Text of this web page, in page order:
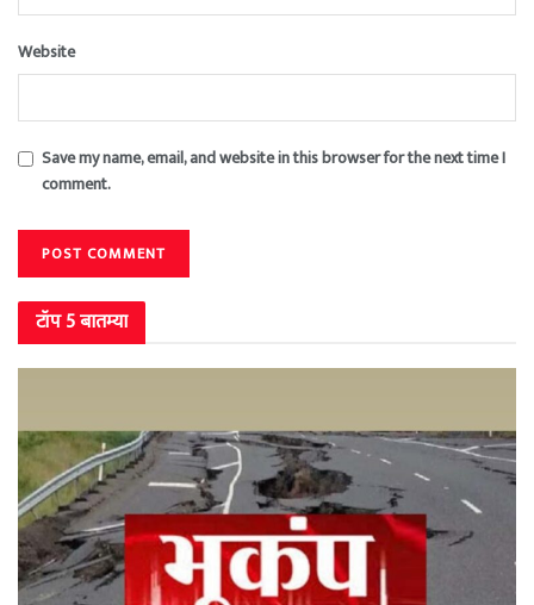
Website
Save my name, email, and website in this browser for the next time I
comment.
टॉप 5 बातम्या